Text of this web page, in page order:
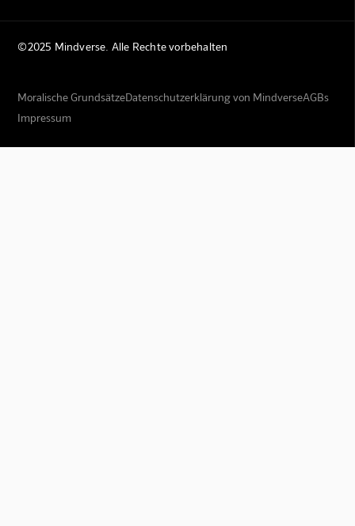
©2025 Mindverse. Alle Rechte vorbehalten
Moralische GrundsätzeDatenschutzerklärung von MindverseAGBs
Impressum